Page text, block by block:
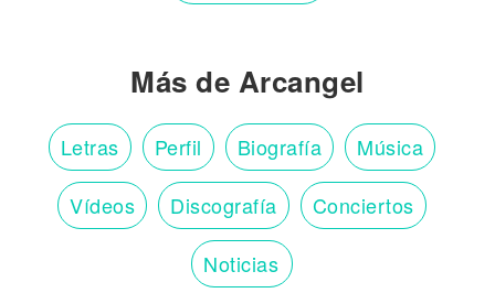
Más de Arcangel
Letras Perfil Biografía Música
Vídeos Discografía Conciertos
Noticias